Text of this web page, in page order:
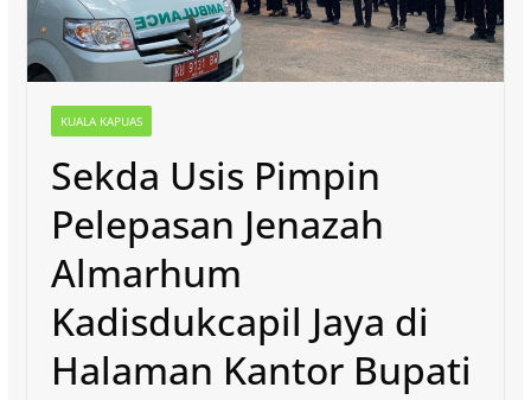
KUALA KAPUAS
Sekda Usis Pimpin
Pelepasan Jenazah
Almarhum
Kadisdukcapil Jaya di
Halaman Kantor Bupati